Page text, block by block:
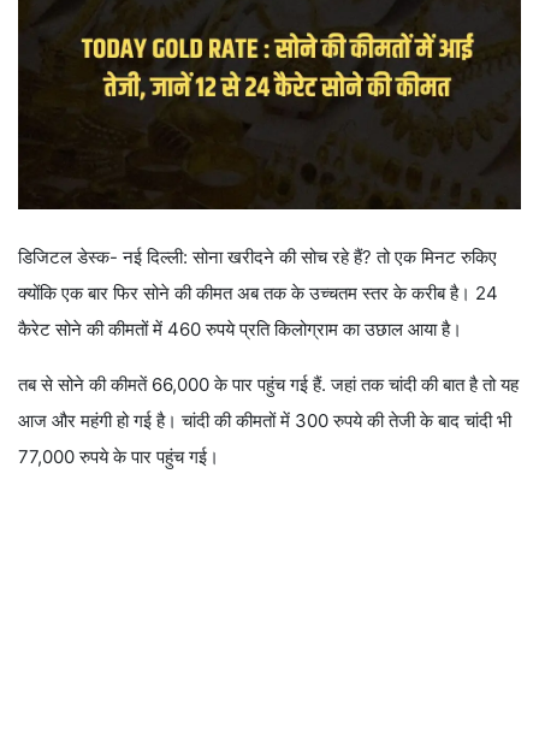
डिजिटल डेस्क- नई दिल्ली: सोना खरीदने की सोच रहे हैं? तो एक मिनट रुकिए
क्योंकि एक बार फिर सोने की कीमत अब तक के उच्चतम स्तर के करीब है। 24
कैरेट सोने की कीमतों में 460 रुपये प्रति किलोग्राम का उछाल आया है।
तब से सोने की कीमतें 66,000 के पार पहुंच गई हैं. जहां तक ​​चांदी की बात है तो यह
आज और महंगी हो गई है। चांदी की कीमतों में 300 रुपये की तेजी के बाद चांदी भी
77,000 रुपये के पार पहुंच गई।